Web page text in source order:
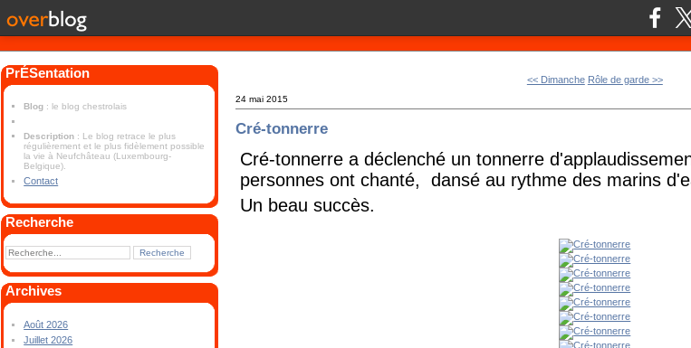
PrÉSentation
Blog : le blog chestrolais
Description : Le blog retrace le plus
régulièrement et le plus fidèlement possible
la vie à Neufchâteau (Luxembourg-
Belgique).
Contact
Recherche
Archives
Août 2026
Juillet 2026
<< Dimanche Rôle de garde >>
24 mai 2015
Cré-tonnerre
Cré-tonnerre a déclenché un tonnerre
personnes ont chanté, dansé au rythme des marins
Un beau succès.